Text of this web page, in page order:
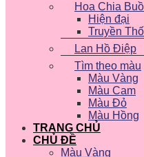
Hoa Chia
Hiện đại
Truyền
Lan Hồ Điệp
Tìm theo màu
Màu Vàng
Màu Cam
Màu Đỏ
Màu Hồng
TRANG CHỦ
CHỦ ĐỀ
Màu Vàng